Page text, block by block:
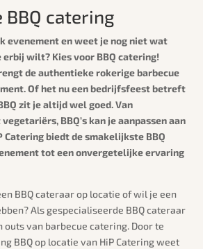
BBQ catering
evenement en weet je nog niet wat
wilt? Kies voor BBQ catering!
de authentieke rokerige barbecue
Of het nu een bedrijfsfeest betreft
zit je altijd wel goed. Van
BBQ’s kan je aanpassen aan
Catering biedt de smakelijkste BBQ
tot een onvergetelijke ervaring
BBQ cateraar op locatie of wil je een
Als gespecialiseerde BBQ cateraar
outs van barbecue catering. Door te
BBQ op locatie van HiP Catering weet